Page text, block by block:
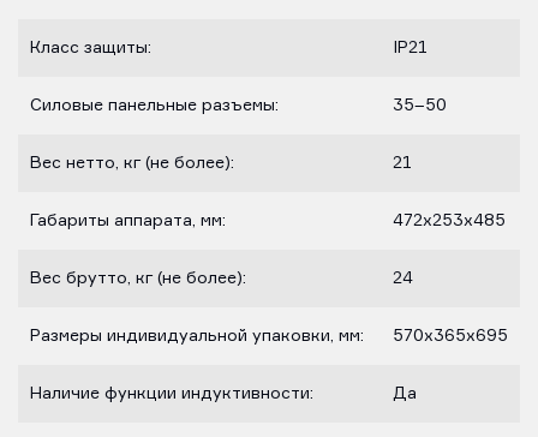
Класс защиты: IP21
Силовые панельные разъемы: 35–50
Вес нетто, кг (не более): 21
Габариты аппарата, мм: 472х253х485
Вес брутто, кг (не более): 24
Размеры индивидуальной упаковки, мм: 570х365х695
Наличие функции индуктивности: Да